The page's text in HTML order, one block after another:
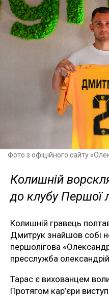
Фото з офіційного сайту
Колишній
до клубу Першої
Колишній гравець
Дмитрук знайшов собі
першолігова
пресслужба
Тарас є вихованцем
Протягом кар’єри